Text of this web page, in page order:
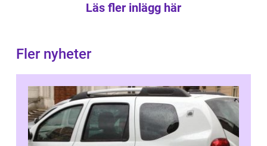
Läs fler inlägg här
Fler nyheter